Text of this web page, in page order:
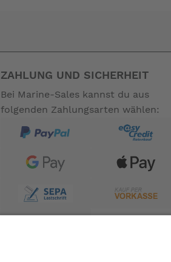
ZAHLUNG UND SICHERHEIT
Bei Marine-Sales kannst du aus
folgenden Zahlungsarten wählen: